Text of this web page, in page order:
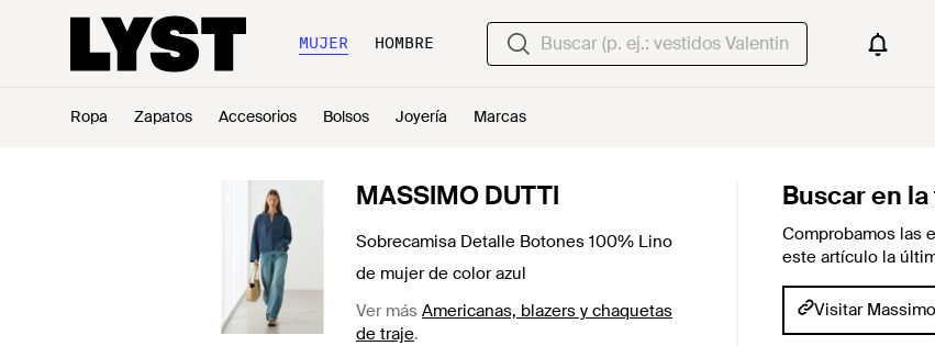
MUJER HOMBRE
Ropa Zapatos Accesorios Bolsos Joyería Marcas
MASSIMO DUTTI
Sobrecamisa Detalle Botones 100% Lino
de mujer de color azul
Ver más Americanas, blazers y chaquetas
de traje.
Buscar en
Comprobamos las
este artículo la
Visitar